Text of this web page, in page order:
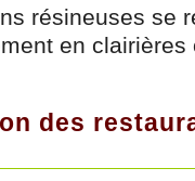
résineuses se
en
des